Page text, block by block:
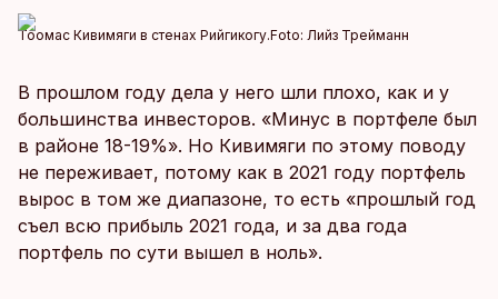
Тоомас Кивимяги в стенах Рийгикогу.Foto: Лийз Трейманн
В прошлом году дела у него шли плохо, как и у
большинства инвесторов. «Минус в портфеле был
в районе 18-19%». Но Кивимяги по этому поводу
не переживает, потому как в 2021 году портфель
вырос в том же диапазоне, то есть «прошлый год
съел всю прибыль 2021 года, и за два года
портфель по сути вышел в ноль».